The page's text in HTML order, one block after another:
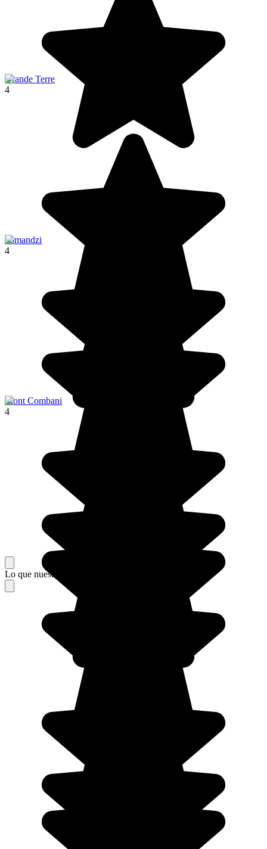
Grande Terre
4
Pamandzi
4
Mont Combani
4
Lo que nuestros viajeros piensan de su estancia